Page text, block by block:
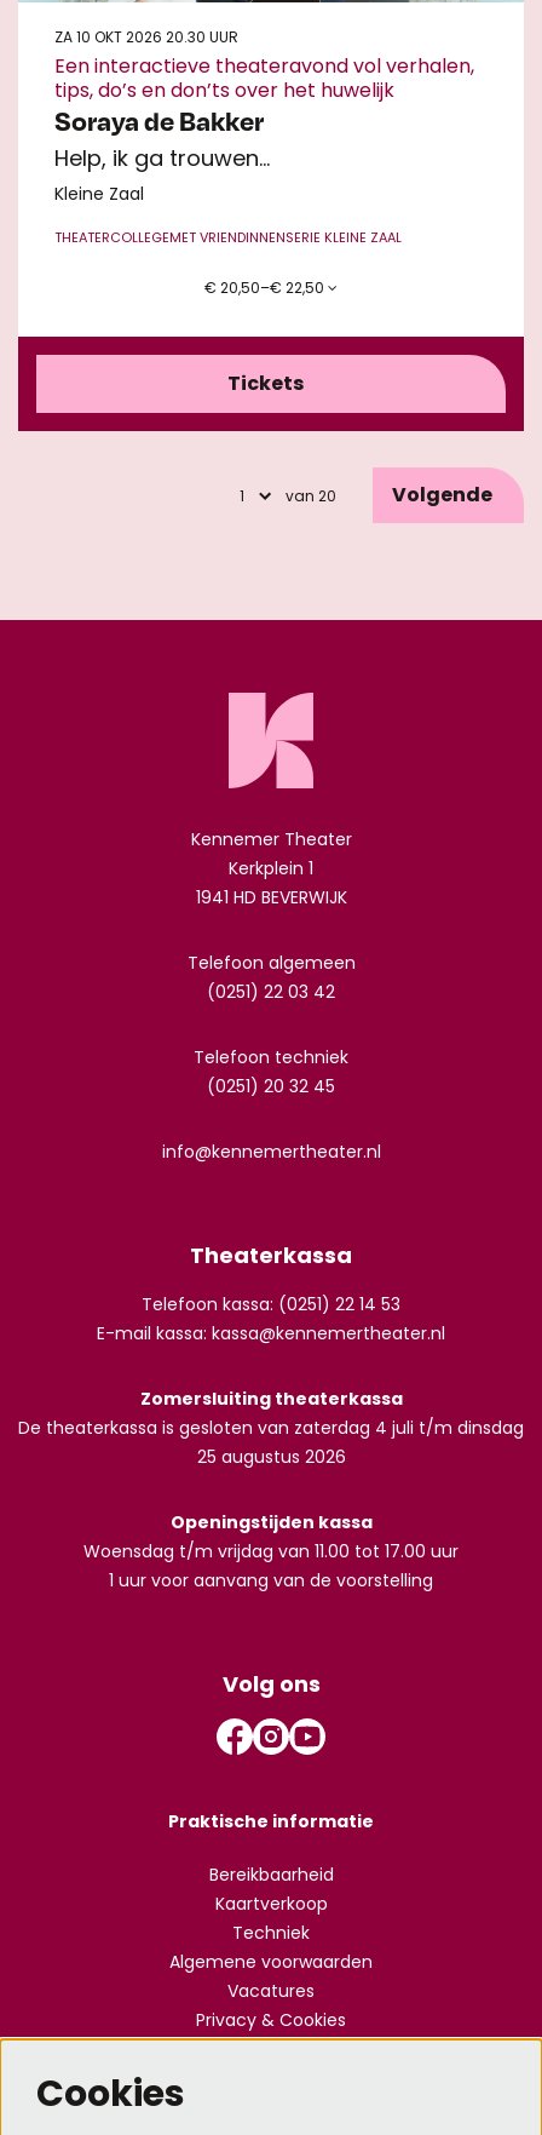
Soraya de Bakker
Help, ik ga trouwen…
Een interactieve theateravond vol verhalen,
tips, do’s en don’ts over het huwelijk
ZA 10 OKT 2026 20.30 UUR
Kleine Zaal
THEATERCOLLEGEMET VRIENDINNENSERIE KLEINE ZAAL
€ 20,50–€ 22,50
Tickets
van 20 Volgende
Kennemer Theater
Kerkplein 1
1941 HD BEVERWIJK
Telefoon algemeen
(0251) 22 03 42
Telefoon techniek
(0251) 20 32 45
info@kennemertheater.nl
Theaterkassa
Telefoon kassa: (0251) 22 14 53
E-mail kassa: kassa@kennemertheater.nl
Zomersluiting theaterkassa
De theaterkassa is gesloten van zaterdag 4 juli t/m dinsdag
25 augustus 2026
Openingstijden kassa
Woensdag t/m vrijdag van 11.00 tot 17.00 uur
1 uur voor aanvang van de voorstelling
Volg ons
Praktische informatie
Bereikbaarheid
Kaartverkoop
Techniek
Algemene voorwaarden
Vacatures
Privacy & Cookies
Meld je aan voor de nieuwsbrief
Cookies